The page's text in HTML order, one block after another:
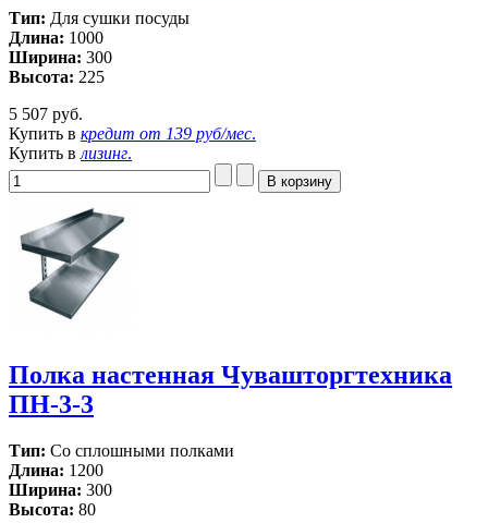
Тип: Для сушки посуды
Длина: 1000
Ширина: 300
Высота: 225
5 507 руб.
Купить в кредит от 139 руб/мес.
Купить в лизинг.
Полка настенная Чувашторгтехника
ПН-3-3
Тип: Со сплошными полками
Длина: 1200
Ширина: 300
Высота: 80